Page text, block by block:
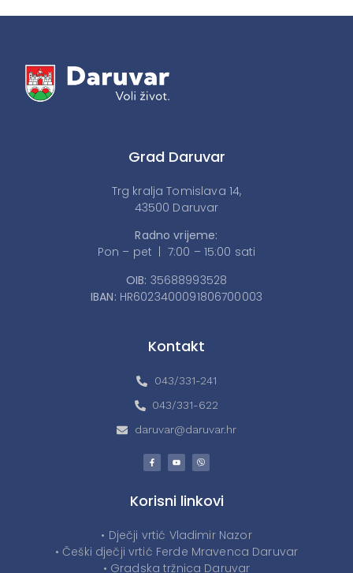
Grad Daruvar
Trg kralja Tomislava 14,
43500 Daruvar
Radno vrijeme:
Pon – pet | 7:00 – 15:00 sati
OIB: 35688993528
IBAN: HR6023400091806700003
Kontakt
043/331-241
043/331-622
daruvar@daruvar.hr
Korisni linkovi
• Dječji vrtić Vladimir Nazor
• Češki dječji vrtić Ferde Mravenca Daruvar
• Gradska tržnica Daruvar